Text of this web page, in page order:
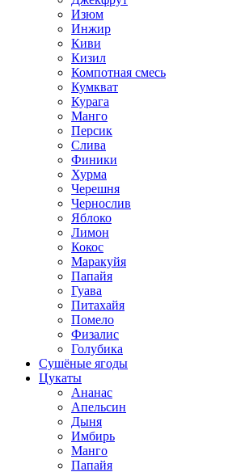
Изюм
Инжир
Киви
Кизил
Компотная смесь
Кумкват
Курага
Манго
Персик
Слива
Финики
Хурма
Черешня
Чернослив
Яблоко
Лимон
Кокос
Маракуйя
Папайя
Гуава
Питахайя
Помело
Физалис
Голубика
Сушёные ягоды
Цукаты
Ананас
Апельсин
Дыня
Имбирь
Манго
Папайя